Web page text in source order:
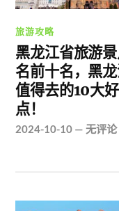
旅游攻略
黑龙江省旅游
名前十名，黑
值得去的10大
点！
2024-10-10 —无评论